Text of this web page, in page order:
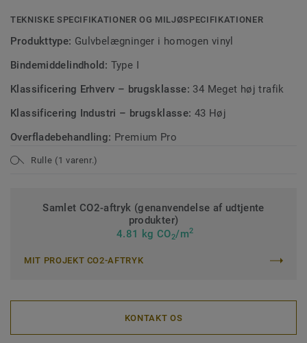
TEKNISKE SPECIFIKATIONER OG MILJØSPECIFIKATIONER
Produkttype: Gulvbelægninger i homogen vinyl
Bindemiddelindhold: Type I
Klassificering Erhverv – brugsklasse: 34 Meget høj trafik
Klassificering Industri – brugsklasse: 43 Høj
Overfladebehandling: Premium Pro
Rulle (1 varenr.)
Samlet CO2-aftryk (genanvendelse af udtjente
produkter)
4.81 kg CO2/m2
MIT PROJEKT CO2-AFTRYK
KONTAKT OS